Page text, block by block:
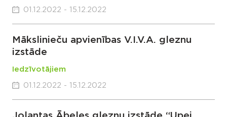
01.12.2022 - 15.12.2022
Mākslinieču apvienības V.I.V.A. gleznu
izstāde
Iedzīvotājiem
01.12.2022 - 15.12.2022